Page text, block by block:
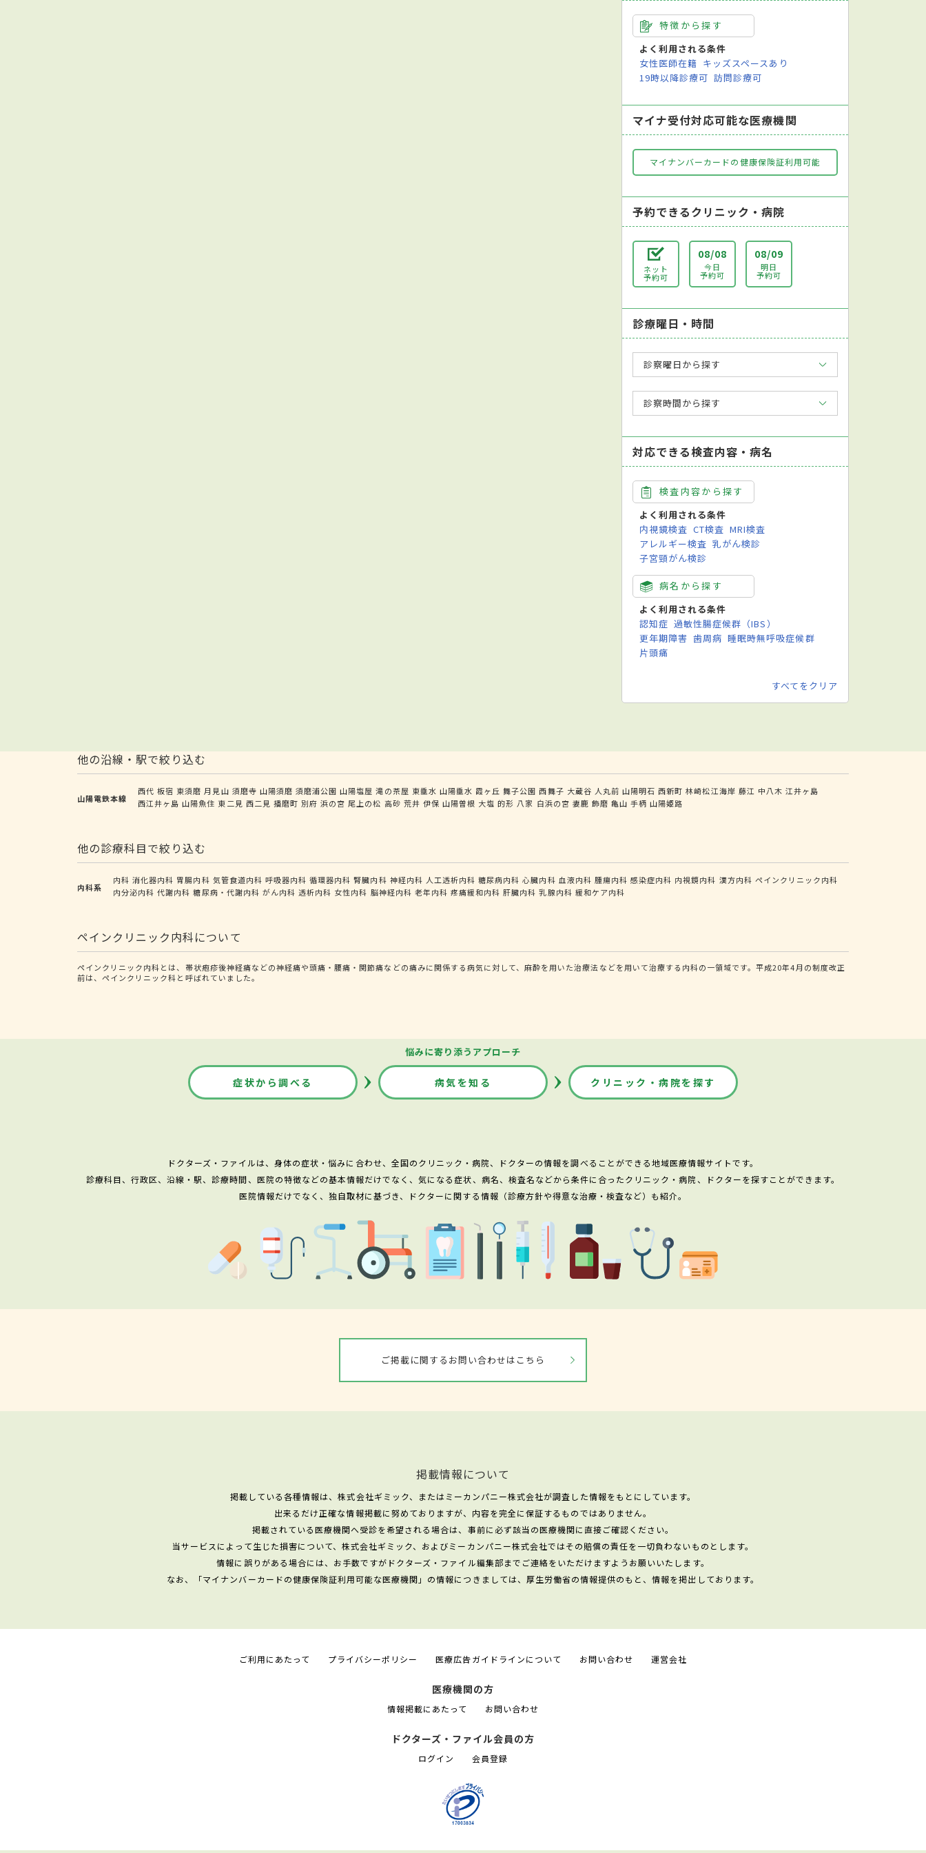
特徴から探す
よく利用される条件
女性医師在籍 キッズスペースあり
19時以降診療可 訪問診療可
マイナ受付対応可能な医療機関
マイナンバーカードの健康保険証利用可能
予約できるクリニック・病院
ネット
予約可
08/08
今日
予約可
08/09
明日
予約可
診療曜日・時間
診察曜日から探す
診察時間から探す
対応できる検査内容・病名
検査内容から探す
よく利用される条件
内視鏡検査 CT検査 MRI検査
アレルギー検査 乳がん検診
子宮頸がん検診
病名から探す
よく利用される条件
認知症 過敏性腸症候群（IBS）
更年期障害 歯周病 睡眠時無呼吸症候群
片頭痛
すべてをクリア
他の沿線・駅で絞り込む
山陽電鉄本線
西代 板宿 東須磨 月見山 須磨寺 山陽須磨 須磨浦公園 山陽塩屋 滝の茶屋 東垂水 山陽垂水 霞ヶ丘 舞子公園 西舞子 大蔵谷 人丸前 山陽明石 西新町 林崎松江海岸 藤江 中八木 江井ヶ島
西江井ヶ島 山陽魚住 東二見 西二見 播磨町 別府 浜の宮 尾上の松 高砂 荒井 伊保 山陽曽根 大塩 的形 八家 白浜の宮 妻鹿 飾磨 亀山 手柄 山陽姫路
他の診療科目で絞り込む
内科系
内科 消化器内科 胃腸内科 気管食道内科 呼吸器内科 循環器内科 腎臓内科 神経内科 人工透析内科 糖尿病内科 心臓内科 血液内科 腫瘍内科 感染症内科 内視鏡内科 漢方内科 ペインクリニック内科
内分泌内科 代謝内科 糖尿病・代謝内科 がん内科 透析内科 女性内科 脳神経内科 老年内科 疼痛緩和内科 肝臓内科 乳腺内科 緩和ケア内科
ペインクリニック内科について
ペインクリニック内科とは、帯状疱疹後神経痛などの神経痛や頭痛・腰痛・関節痛などの痛みに関係する病気に対して、麻酔を用いた治療法などを用いて治療する内科の一領域です。平成20年4月の制度改正
前は、ペインクリニック科と呼ばれていました。
悩みに寄り添うアプローチ
症状から調べる 病気を知る クリニック・病院を探す
ドクターズ・ファイルは、身体の症状・悩みに合わせ、全国のクリニック・病院、ドクターの情報を調べることができる地域医療情報サイトです。
診療科目、行政区、沿線・駅、診療時間、医院の特徴などの基本情報だけでなく、気になる症状、病名、検査名などから条件に合ったクリニック・病院、ドクターを探すことができます。
医院情報だけでなく、独自取材に基づき、ドクターに関する情報（診療方針や得意な治療・検査など）も紹介。
ご掲載に関するお問い合わせはこちら
掲載情報について
掲載している各種情報は、株式会社ギミック、またはミーカンパニー株式会社が調査した情報をもとにしています。
出来るだけ正確な情報掲載に努めておりますが、内容を完全に保証するものではありません。
掲載されている医療機関へ受診を希望される場合は、事前に必ず該当の医療機関に直接ご確認ください。
当サービスによって生じた損害について、株式会社ギミック、およびミーカンパニー株式会社ではその賠償の責任を一切負わないものとします。
情報に誤りがある場合には、お手数ですがドクターズ・ファイル編集部までご連絡をいただけますようお願いいたします。
なお、「マイナンバーカードの健康保険証利用可能な医療機関」の情報につきましては、厚生労働省の情報提供のもと、情報を掲出しております。
ご利用にあたって プライバシーポリシー 医療広告ガイドラインについて お問い合わせ 運営会社
医療機関の方
情報掲載にあたって お問い合わせ
ドクターズ・ファイル会員の方
ログイン 会員登録